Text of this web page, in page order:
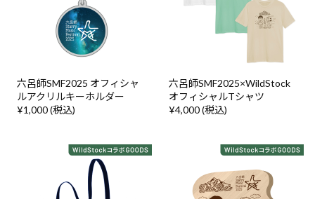
六呂師SMF2025 オフィシャ
ルアクリルキーホルダー
¥1,000 (税込)
六呂師SMF2025×WildStock
オフィシャルTシャツ
¥4,000 (税込)